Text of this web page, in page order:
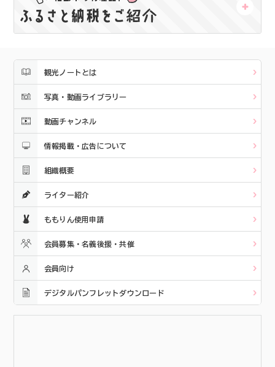
観光ノートとは
写真・動画ライブラリー
動画チャンネル
情報掲載・広告について
組織概要
ライター紹介
ももりん使用申請
会員募集・名義後援・共催
会員向け
デジタルパンフレットダウンロード